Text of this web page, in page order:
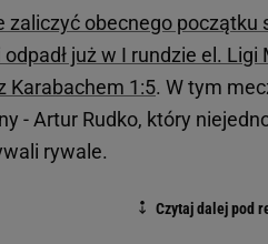
zaliczyć obecnego początku
już w I rundzie el.
Karabachem 1:5. W tym
- Artur Rudko, który
rywale.